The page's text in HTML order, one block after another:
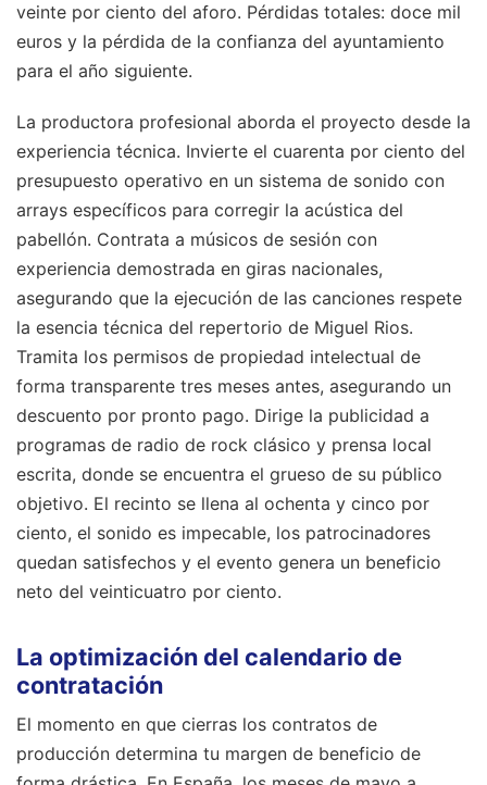
veinte por ciento del aforo. Pérdidas totales: doce mil
euros y la pérdida de la confianza del ayuntamiento
para el año siguiente.
La productora profesional aborda el proyecto desde la
experiencia técnica. Invierte el cuarenta por ciento del
presupuesto operativo en un sistema de sonido con
arrays específicos para corregir la acústica del
pabellón. Contrata a músicos de sesión con
experiencia demostrada en giras nacionales,
asegurando que la ejecución de las canciones respete
la esencia técnica del repertorio de Miguel Rios.
Tramita los permisos de propiedad intelectual de
forma transparente tres meses antes, asegurando un
descuento por pronto pago. Dirige la publicidad a
programas de radio de rock clásico y prensa local
escrita, donde se encuentra el grueso de su público
objetivo. El recinto se llena al ochenta y cinco por
ciento, el sonido es impecable, los patrocinadores
quedan satisfechos y el evento genera un beneficio
neto del veinticuatro por ciento.
La optimización del calendario de
contratación
El momento en que cierras los contratos de
producción determina tu margen de beneficio de